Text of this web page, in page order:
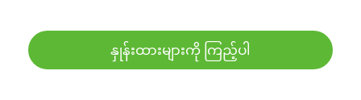
နှုန်းထားများကို ကြည့်ပါ